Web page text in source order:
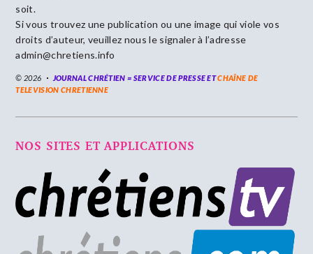
soit.
Si vous trouvez une publication ou une image qui viole vos
droits d’auteur, veuillez nous le signaler à l’adresse
admin@chretiens.info
© 2026 JOURNAL CHRÉTIEN = SERVICE DE PRESSE ETCHAÎNE DE
TELEVISION CHRETIENNE
NOS SITES ET APPLICATIONS